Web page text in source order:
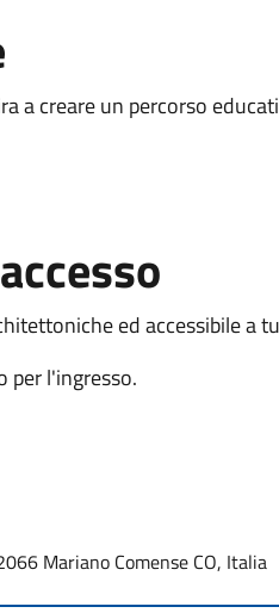
a creare un percorso
ed accessibile a
per l'ingresso.
Mariano Comense CO, Italia